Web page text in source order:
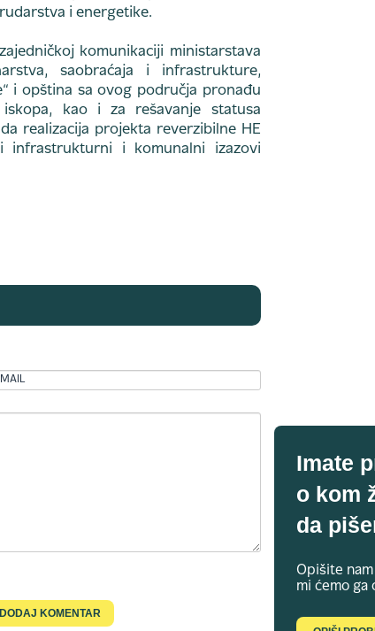
i energetike.
komunikaciji ministarstava
saobraćaja i infrastrukture,
i opština sa ovog područja pronađu
kao i za rešavanje statusa
realizacija projekta reverzibilne HE
infrastrukturni i komunalni izazovi
Imate
o kom
da
Opišite nam
mi ćemo ga